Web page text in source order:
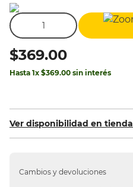
$369.00
Hasta 1x $369.00 sin interés
Ver disponibilidad en tienda
Cambios y devoluciones
5.
mochilas
.
stuk
7.
mochila
carpeta
10. silla